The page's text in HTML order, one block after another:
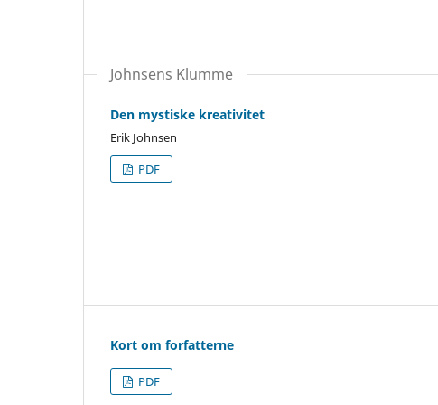
Johnsens Klumme
Den mystiske kreativitet
Erik Johnsen
PDF
Kort om forfatterne
PDF